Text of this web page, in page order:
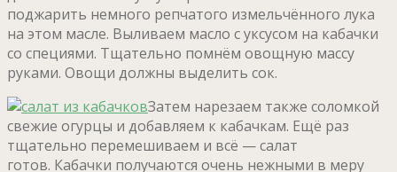
поджарить немного репчатого измельчённого лука
на этом масле. Выливаем масло с уксусом на кабачки
со специями. Тщательно помнём овощную массу
руками. Овощи должны выделить сок.
Затем нарезаем также соломкой
свежие огурцы и добавляем к кабачкам. Ещё раз
тщательно перемешиваем и всё — салат
готов. Кабачки получаются очень нежными в меру